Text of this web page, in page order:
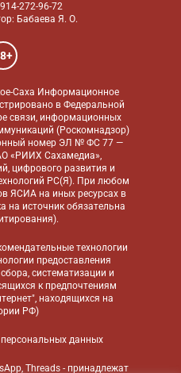
272-96-72
Бабаева Я. О.
Саха Информационное
в Федеральной
связи, информационных
(Роскомнадзор)
номер ЭЛ № ФС 77 —
«РИИХ Сахамедиа»,
цифрового развития и
РС(Я). При любом
ЯСИА на иных ресурсах в
на источник обязательна
).
технологии
предоставления
систематизации и
к предпочтениям
находящихся на
РФ)
данных
Threads - принадлежат